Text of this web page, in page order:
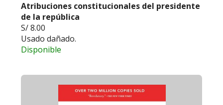
Atribuciones constitucionales del presidente
de la república
S/ 8.00
Usado dañado.
Disponible